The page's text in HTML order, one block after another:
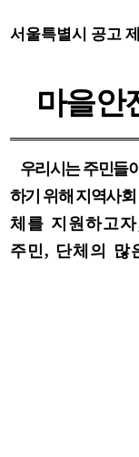
서울특별시 공고
마을안
우리시는 주민들
하기 위해 지역사
체를 지원하고
주민, 단체의 많